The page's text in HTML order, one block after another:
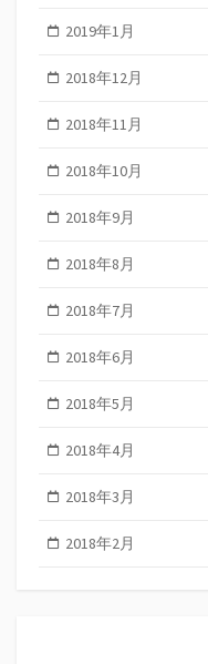
2019年1月
2018年12月
2018年11月
2018年10月
2018年9月
2018年8月
2018年7月
2018年6月
2018年5月
2018年4月
2018年3月
2018年2月